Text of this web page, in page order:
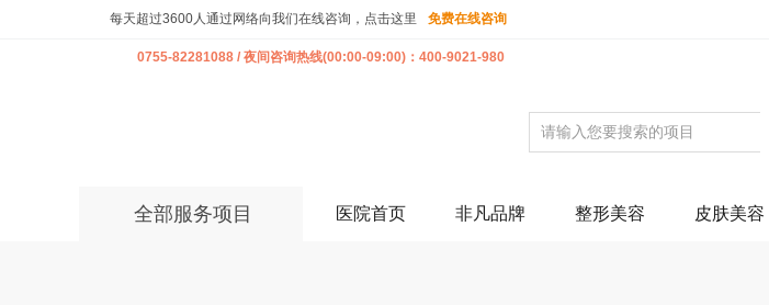
每天超过3600人通过网络向我们在线咨询，点击这里 免费在线咨询
0755-82281088 / 夜间咨询热线(00:00-09:00)：400-9021-980
全部服务项目 医院首页 非凡品牌 整形美容 皮肤美容